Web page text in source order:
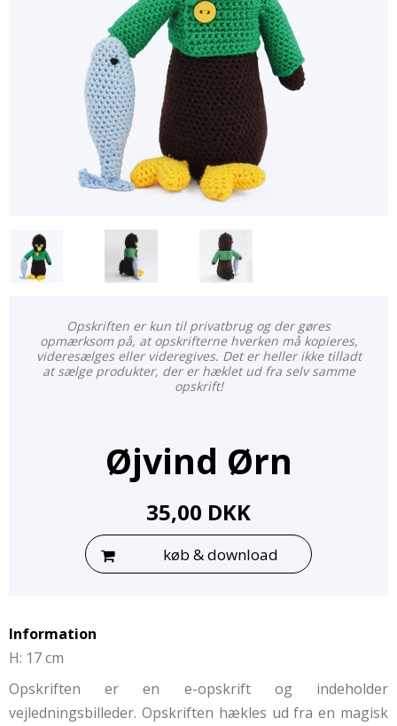
Opskriften er kun til privatbrug og der gøres
opmærksom på, at opskrifterne hverken må kopieres,
videresælges eller videregives. Det er heller ikke tilladt
at sælge produkter, der er hæklet ud fra selv samme
opskrift!
Øjvind Ørn
35,00 DKK
køb & download
Information
H: 17 cm
Opskriften er en e-opskrift og indeholder
vejledningsbilleder. Opskriften hækles ud fra en magisk